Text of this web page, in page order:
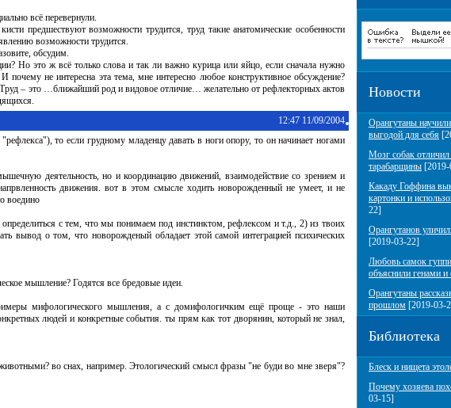
Новости
Орангутаны
выгодой для себя
Мозг собак
тарабарщины
Какаду Гоффина
картонки и
22]
Орангутанов
[2019-03-22]
Любовь самок
объяснили генами
Орангутаны
прошлом [2019-03-
Библиотека
Блеск и нищета
Почему хозяева
03-15]
всё перевернули.
предшествуют возможности трудится, труд такие анатомические особенности
возможности трудится.
обсудим.
Но это ж всё только слова и так ли важно курица или яйцо, если сначала нужно
почему не интересна эта тема, мне интересно любое конструктивное обсуждение?
Труд – это …ближайший род и видовое отличие… желательно от рефлекторных актов
12:47 11/09/2004
то если грудному младенцу давать в ноги опору, то он начинает ногами
деятельность, но и координацию движений, взаимодействие со зрением и
движения. вот в этом смысле ходить новорожденный не умеет, и не
воедино
с тем, что мы понимаем под инстинктом, рефлексом и т.д., 2) из твоих
вывод о том, что новорожденый обладает этой самой интеграцией психических
мышление? Годятся все бредовые идеи.
мифологического мышления, а с домифологичким ещё проще - это наши
людей и конкретные события. ты прям как тот дворянин, который не знал,
во снах, например. Этологический смысл фразы "не буди во мне зверя"?